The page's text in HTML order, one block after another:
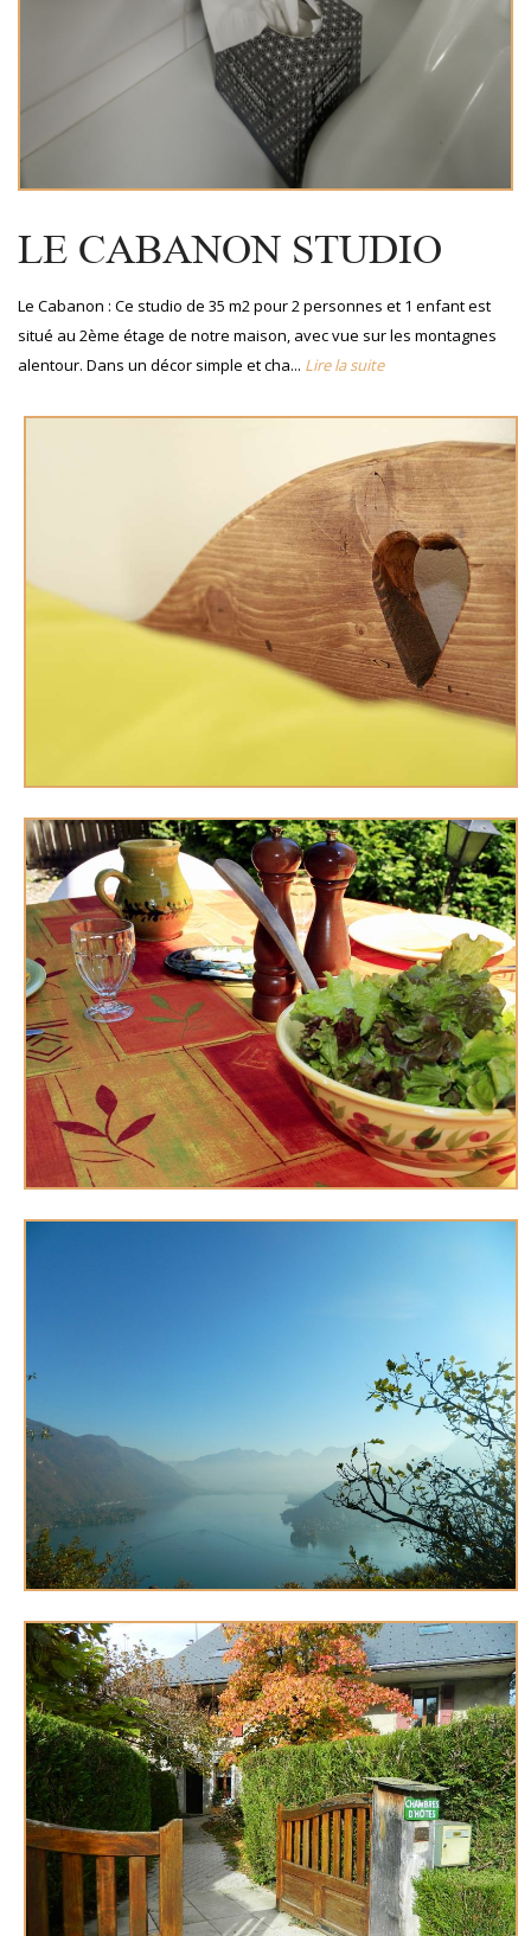
LE CABANON STUDIO
Le Cabanon : Ce studio de 35 m2 pour 2 personnes et 1 enfant est
situé au 2ème étage de notre maison, avec vue sur les montagnes
alentour. Dans un décor simple et cha... Lire la suite